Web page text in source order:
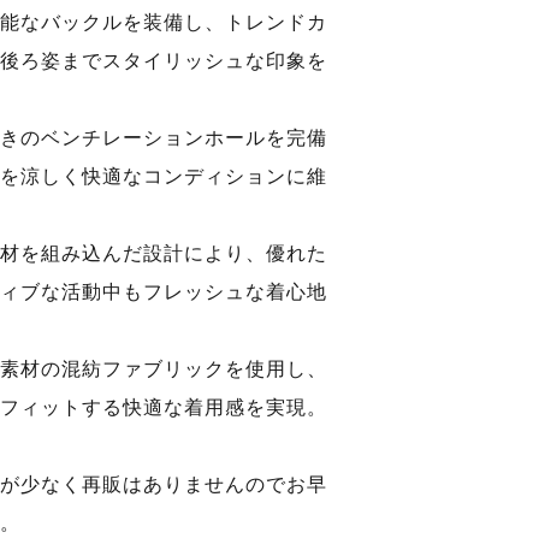
なバックルを装備し、トレンドカ
ろ姿までスタイリッシュな印象を
のベンチレーションホールを完備
涼しく快適なコンディションに維
を組み込んだ設計により、優れた
ブな活動中もフレッシュな着心地
材の混紡ファブリックを使用し、
ィットする快適な着用感を実現。
少なく再販はありませんのでお早